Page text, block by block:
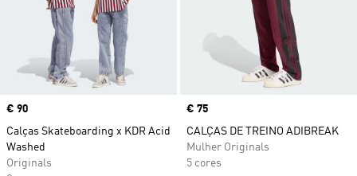
Price
€ 90
Calças Skateboarding x KDR Acid
Washed
Originals
Price
€ 75
CALÇAS DE TREINO ADIBREAK
Mulher Originals
5 cores